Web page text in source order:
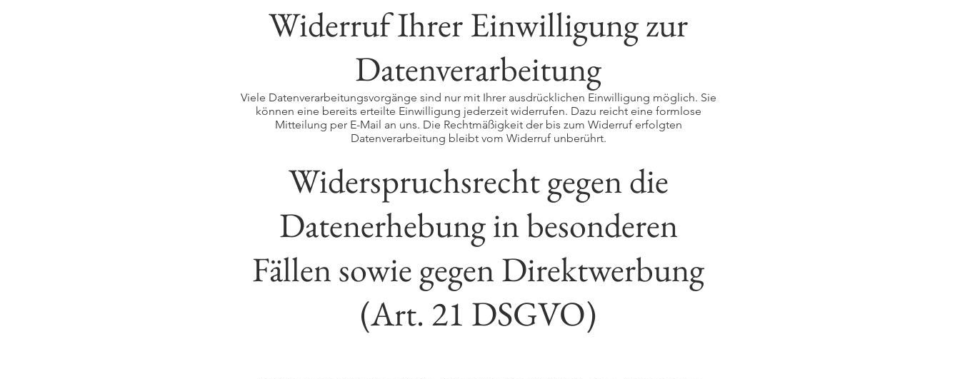
Widerruf Ihrer Einwilligung zur
Datenverarbeitung
Viele Datenverarbeitungsvorgänge sind nur mit Ihrer ausdrücklichen Einwilligung möglich. Sie
können eine bereits erteilte Einwilligung jederzeit widerrufen. Dazu reicht eine formlose
Mitteilung per E-Mail an uns. Die Rechtmäßigkeit der bis zum Widerruf erfolgten
Datenverarbeitung bleibt vom Widerruf unberührt.
Widerspruchsrecht gegen die
Datenerhebung in besonderen
Fällen sowie gegen Direktwerbung
(Art. 21 DSGVO)